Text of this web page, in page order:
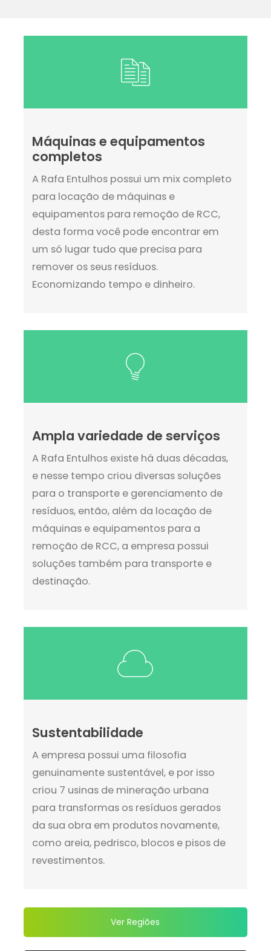
Máquinas e equipamentos
completos
A Rafa Entulhos possui um mix completo
para locação de máquinas e
equipamentos para remoção de RCC,
desta forma você pode encontrar em
um só lugar tudo que precisa para
remover os seus resíduos.
Economizando tempo e dinheiro.
Ampla variedade de serviços
A Rafa Entulhos existe há duas décadas,
e nesse tempo criou diversas soluções
para o transporte e gerenciamento de
resíduos, então, além da locação de
máquinas e equipamentos para a
remoção de RCC, a empresa possui
soluções também para transporte e
destinação.
Sustentabilidade
A empresa possui uma filosofia
genuinamente sustentável, e por isso
criou 7 usinas de mineração urbana
para transformas os resíduos gerados
da sua obra em produtos novamente,
como areia, pedrisco, blocos e pisos de
revestimentos.
Ver Regiões